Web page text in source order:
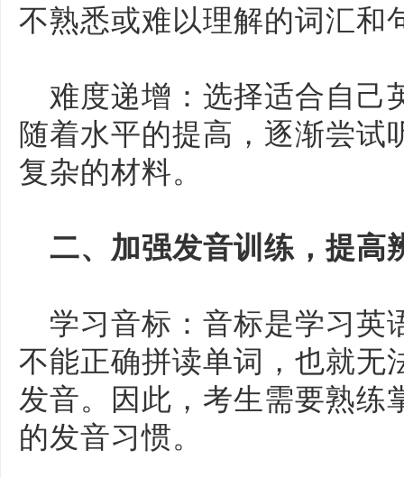
不熟悉或难以理解的词汇和
难度递增：选择适合自己
随着水平的提高，逐渐尝试
复杂的材料。
二、加强发音训练，提高
学习音标：音标是学习英
不能正确拼读单词，也就无
发音。因此，考生需要熟练
的发音习惯。